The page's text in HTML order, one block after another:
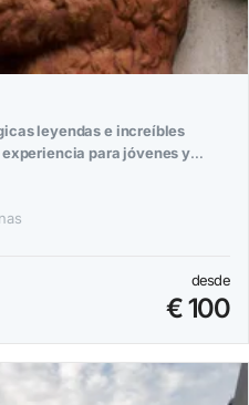
leyendas e increíbles
experiencia para jóvenes y
desde
€ 100